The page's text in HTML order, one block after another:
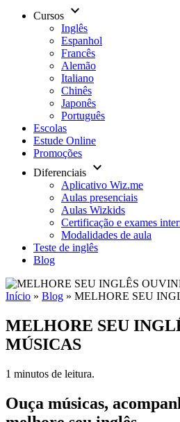
Cursos keyboard_arrow_down
Inglês
Espanhol
Francês
Alemão
Italiano
Chinês
Japonês
Português
Escolas
Estude Online
Promoções
Diferenciais keyboard_arrow_down
Aplicativo Wiz.me
Aulas presenciais
Aulas Wizkids
Certificação e exames
Modalidades de aula
Teste de inglês
Blog
Início » Blog » MELHORE SEU
MELHORE SEU
MÚSICAS
1 minutos de leitura.
Ouça músicas,